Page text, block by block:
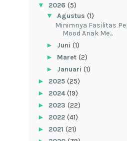
▼ 2026 (5)
▼ Agustus (1)
‎Minimnya Fasilitas
Mood Anak Me...
► Juni (1)
► Maret (2)
► Januari (1)
► 2025 (25)
► 2024(19)
► 2023 (22)
► 2022 (41)
► 2021 (21)